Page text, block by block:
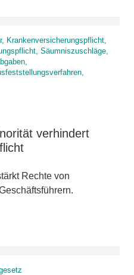
Krankenversicherungspflicht,
Säumniszuschläge,
verhindert
Rechte von